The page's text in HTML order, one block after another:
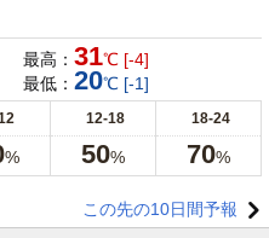
最高： 31℃ [-4]
最低： 20℃ [-1]
12-18 18-24
% 50% 70%
この先の10日間予報